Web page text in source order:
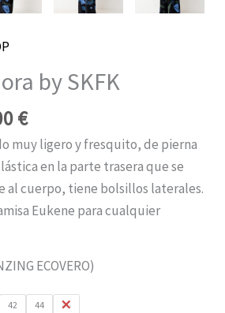
by SKFK
€
muy ligero y fresquito, de pierna
en la parte trasera que se
al cuerpo, tiene bolsillos laterales.
Eukene para cualquier
ECOVERO)
42 44 46